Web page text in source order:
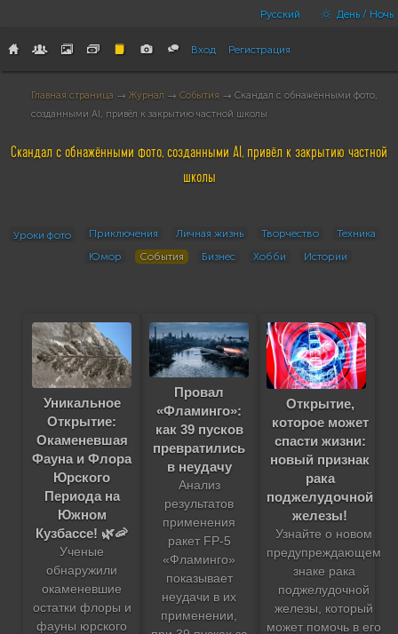
Русский День / Ночь
Вход Регистрация
Главная страница → Журнал → События → Скандал с обнажёнными фото,
созданными AI, привёл к закрытию частной школы
Скандал с обнажёнными фото, созданными AI, привёл к закрытию частной
школы
Уроки фото Приключения Личная жизнь Творчество
Техника
Юмор
События Бизнес Хобби Истории
Уникальное
Открытие:
Окаменевшая
Фауна и Флора
Юрского
Периода на
Южном
Кузбассе! 🌿🦐
Ученые
обнаружили
окаменевшие
остатки флоры и
фауны юрского
Провал
«Фламинго»:
как 39 пусков
превратились
в неудачу
Анализ
результатов
применения
ракет FP-5
«Фламинго»
показывает
неудачи в их
применении,
Открытие,
которое может
спасти жизни:
новый признак
рака
поджелудочной
железы!
Узнайте о новом
предупреждающем
знаке рака
поджелудочной
железы, который
может помочь в его